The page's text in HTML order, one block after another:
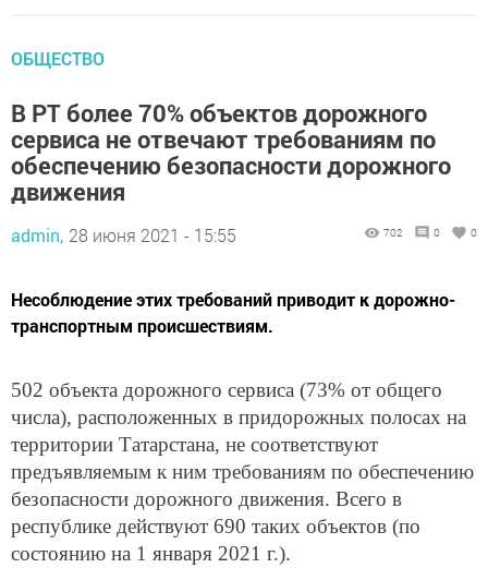
ОБЩЕСТВО
В РТ более 70% объектов дорожного
сервиса не отвечают требованиям по
обеспечению безопасности дорожного
движения
admin, 28 июня 2021 - 15:55 702 0 0
Несоблюдение этих требований приводит к дорожно-
транспортным происшествиям.
502 объекта дорожного сервиса (73% от общего
числа), расположенных в придорожных полосах на
территории Татарстана, не соответствуют
предъявляемым к ним требованиям по обеспечению
безопасности дорожного движения. Всего в
республике действуют 690 таких объектов (по
состоянию на 1 января 2021 г.).